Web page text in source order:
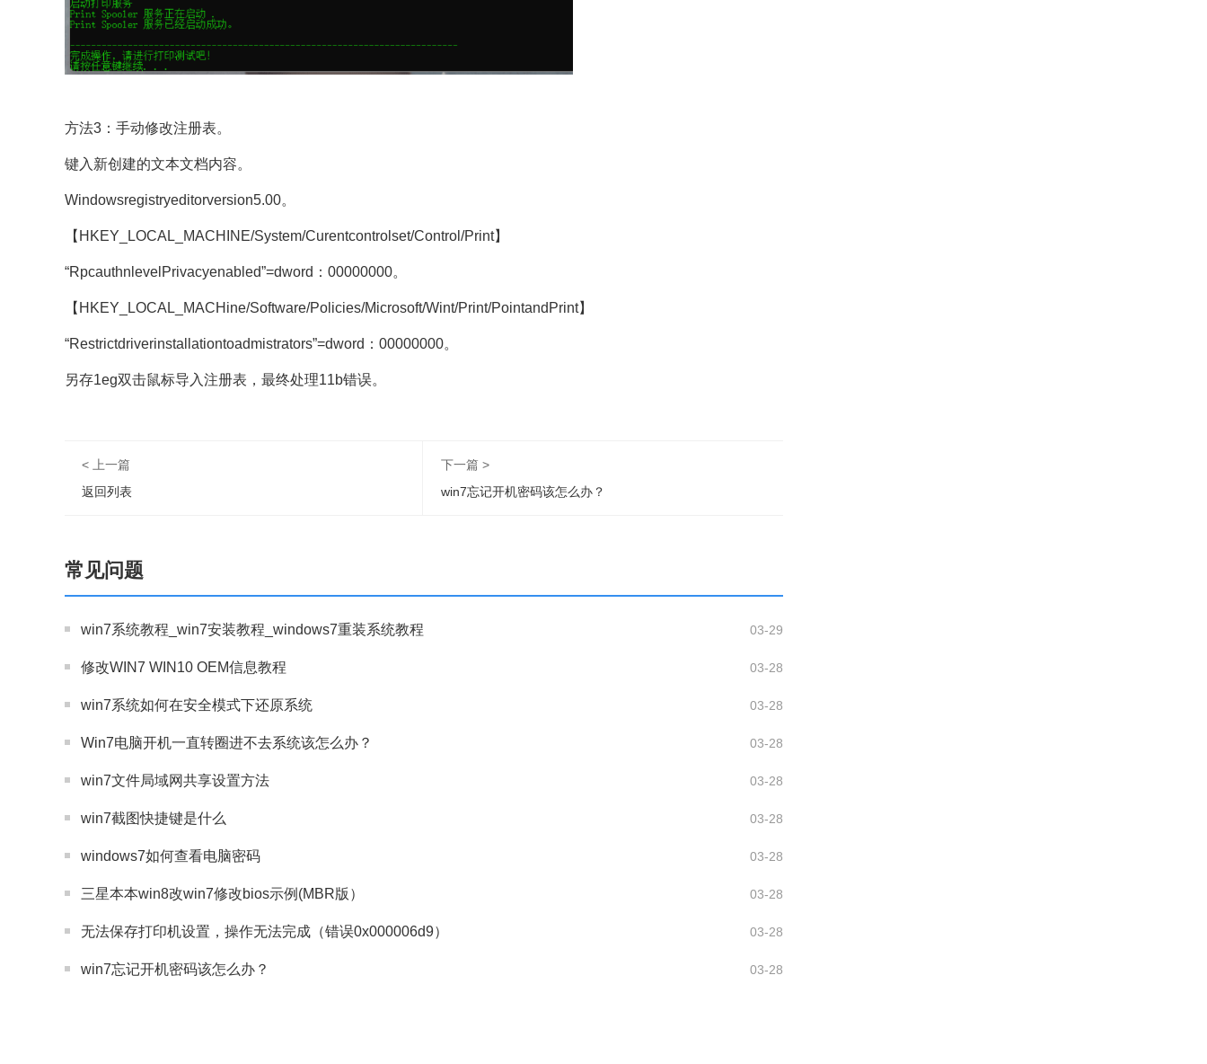
​​​​​​​方法3：手动修改注册表。
键入新创建的文本文档内容。
Windowsregistryeditorversion5.00。
【HKEY_LOCAL_MACHINE/System/Curentcontrolset/Control/Print】
“RpcauthnlevelPrivacyenabled”=dword：00000000。
【HKEY_LOCAL_MACHine/Software/Policies/Microsoft/Wint/Print/PointandPrint】
“Restrictdriverinstallationtoadmistrators”=dword：00000000。
另存1eg双击鼠标导入注册表，最终处理11b错误。
< 上一篇
返回列表
下一篇 >
win7忘记开机密码该怎么办？
常见问题
03-29
win7系统教程_win7安装教程_windows7重装系统教程
03-28
修改WIN7 WIN10 OEM信息教程
03-28
win7系统如何在安全模式下还原系统
03-28
Win7电脑开机一直转圈进不去系统该怎么办？
03-28
win7文件局域网共享设置方法
03-28
win7截图快捷键是什么
03-28
windows7如何查看电脑密码
03-28
三星本本win8改win7修改bios示例(MBR版）
03-28
无法保存打印机设置，操作无法完成（错误0x000006d9）
03-28
win7忘记开机密码该怎么办？